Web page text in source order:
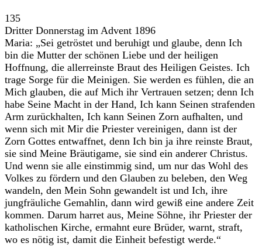
135
Dritter Donnerstag im Advent 1896
Maria: „Sei getröstet und beruhigt und glaube, denn Ich
bin die Mutter der schönen Liebe und der heiligen
Hoffnung, die allerreinste Braut des Heiligen Geistes. Ich
trage Sorge für die Meinigen. Sie werden es fühlen, die an
Mich glauben, die auf Mich ihr Vertrauen setzen; denn Ich
habe Seine Macht in der Hand, Ich kann Seinen strafenden
Arm zurückhalten, Ich kann Seinen Zorn aufhalten, und
wenn sich mit Mir die Priester vereinigen, dann ist der
Zorn Gottes entwaffnet, denn Ich bin ja ihre reinste Braut,
sie sind Meine Bräutigame, sie sind ein anderer Christus.
Und wenn sie alle einstimmig sind, um nur das Wohl des
Volkes zu fördern und den Glauben zu beleben, den Weg
wandeln, den Mein Sohn gewandelt ist und Ich, ihre
jungfräuliche Gemahlin, dann wird gewiß eine andere Zeit
kommen. Darum harret aus, Meine Söhne, ihr Priester der
katholischen Kirche, ermahnt eure Brüder, warnt, straft,
wo es nötig ist, damit die Einheit befestigt werde.“